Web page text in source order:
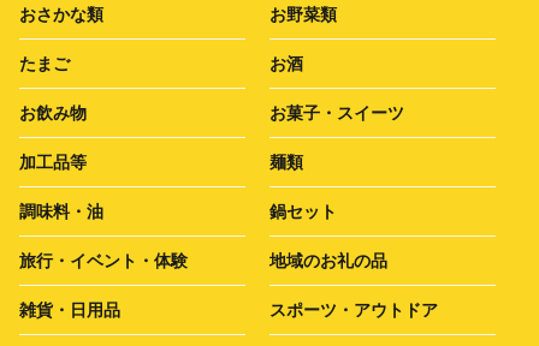
おさかな類 お野菜類
たまご お酒
お飲み物 お菓子・スイーツ
加工品等 麺類
調味料・油 鍋セット
旅行・イベント・体験 地域のお礼の品
雑貨・日用品 スポーツ・アウトドア